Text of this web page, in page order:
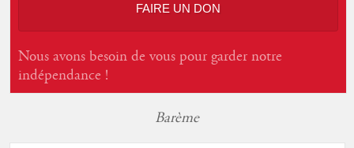
FAIRE UN DON
Nous avons besoin de vous pour garder notre
indépendance !
Barème